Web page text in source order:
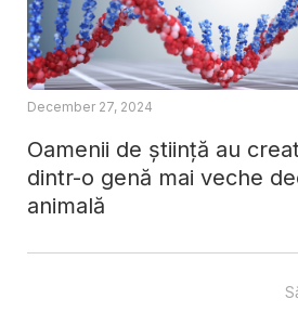
Oamenii de știință au
dintr-o genă mai veche
animală
December 27, 2024